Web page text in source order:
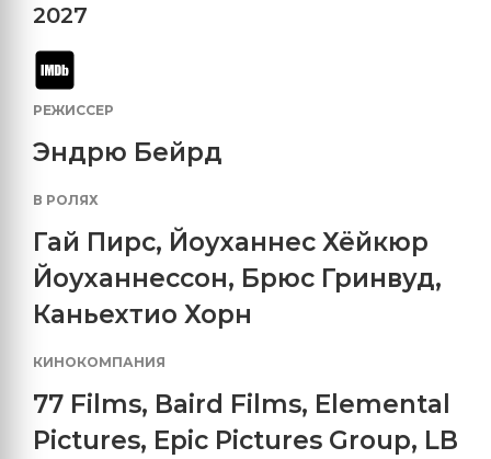
2027
РЕЖИССЕР
Эндрю Бейрд
В РОЛЯХ
Гай Пирс, Йоуханнес Хёйкюр
Йоуханнессон, Брюс Гринвуд,
Каньехтио Хорн
КИНОКОМПАНИЯ
77 Films, Baird Films, Elemental
Pictures, Epic Pictures Group, LB